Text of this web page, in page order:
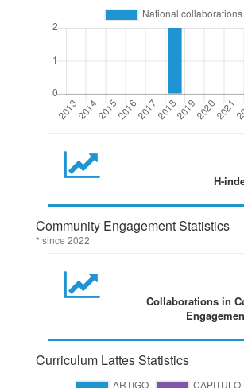
H-
Community Engagement Statistics
* since 2022
Collaborations in
Curriculum Lattes Statistics